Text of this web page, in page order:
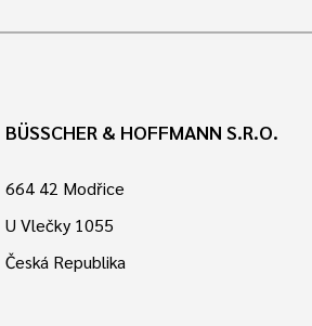
BÜSSCHER & HOFFMANN S.R.O.
664 42 Modřice
U Vlečky 1055
Česká Republika